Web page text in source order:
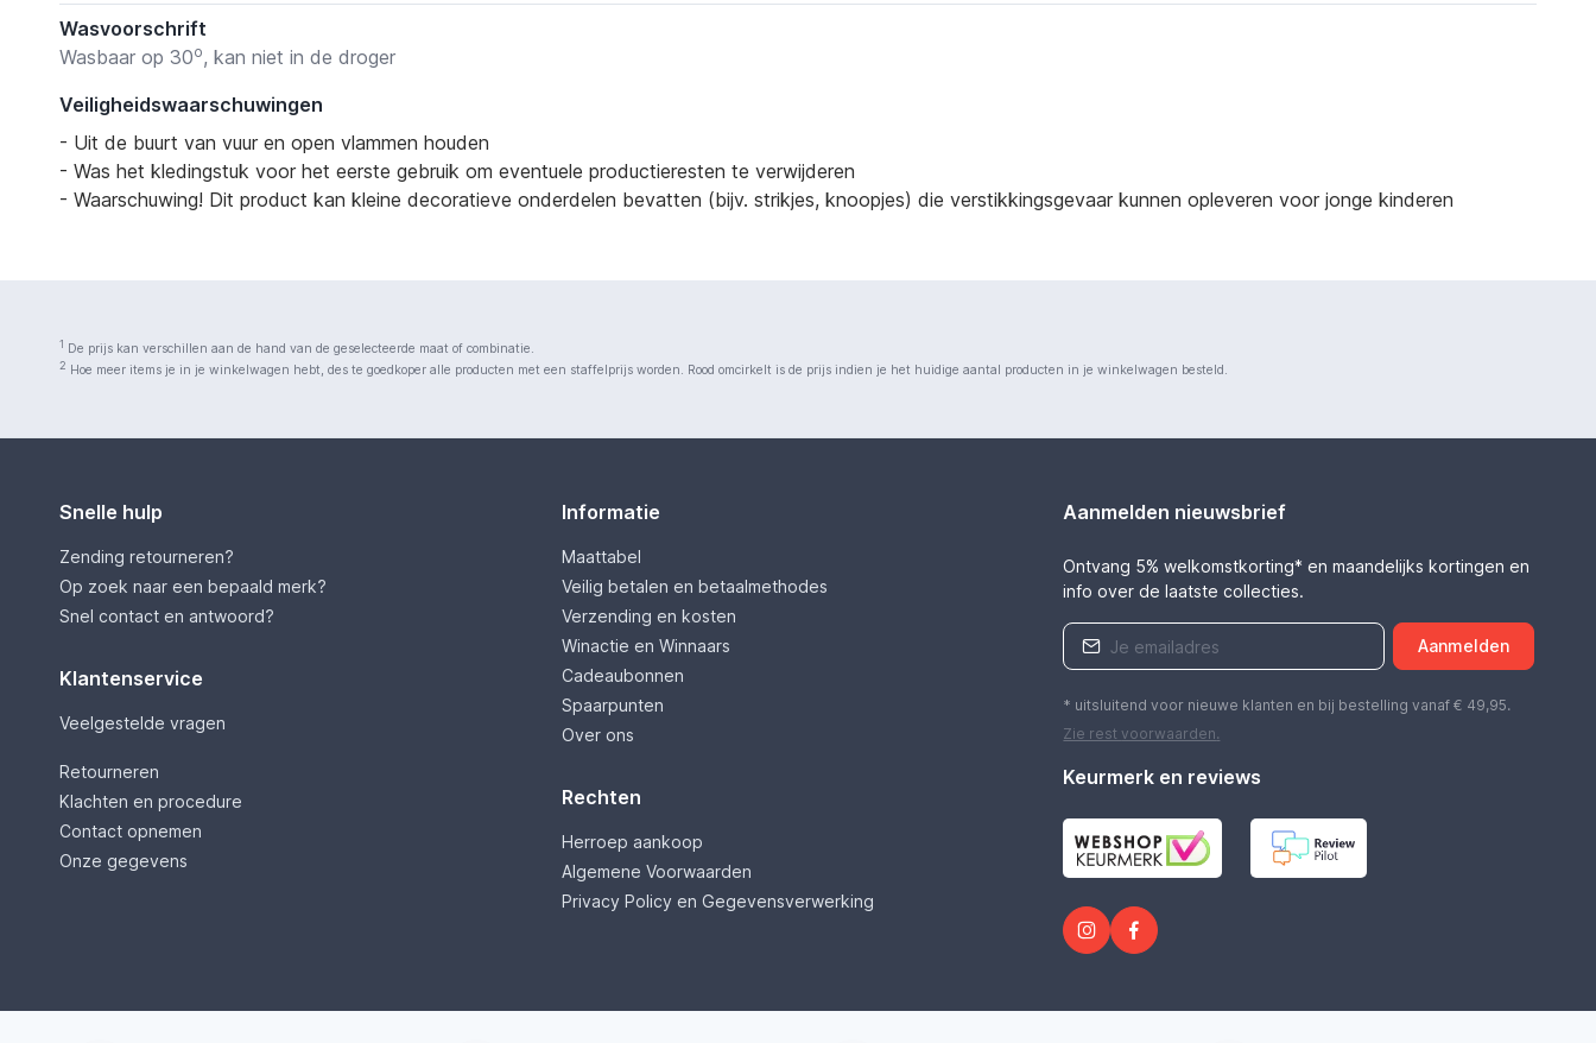
Wasvoorschrift
Wasbaar op 30o, kan niet in de droger
Veiligheidswaarschuwingen
- Uit de buurt van vuur en open vlammen houden
- Was het kledingstuk voor het eerste gebruik om eventuele productieresten te verwijderen
- Waarschuwing! Dit product kan kleine decoratieve onderdelen bevatten (bijv. strikjes, knoopjes) die verstikkingsgevaar kunnen opleveren voor jonge kinderen
1 De prijs kan verschillen aan de hand van de geselecteerde maat of combinatie.
2 Hoe meer items je in je winkelwagen hebt, des te goedkoper alle producten met een staffelprijs worden. Rood omcirkelt is de prijs indien je het huidige aantal producten in je winkelwagen besteld.
Snelle hulp
Zending retourneren?
Op zoek naar een bepaald merk?
Snel contact en antwoord?
Klantenservice
Veelgestelde vragen
Retourneren
Klachten en procedure
Contact opnemen
Onze gegevens
Informatie
Maattabel
Veilig betalen en betaalmethodes
Verzending en kosten
Winactie en Winnaars
Cadeaubonnen
Spaarpunten
Over ons
Rechten
Herroep aankoop
Algemene Voorwaarden
Privacy Policy en Gegevensverwerking
Aanmelden nieuwsbrief
Ontvang 5% welkomstkorting* en maandelijks kortingen en
info over de laatste collecties.
Aanmelden
* uitsluitend voor nieuwe klanten en bij bestelling vanaf € 49,95.
Zie rest voorwaarden.
Keurmerk en reviews